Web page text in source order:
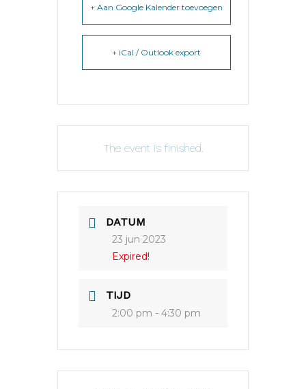
+ Aan Google Kalender toevoegen
+ iCal / Outlook export
The event is finished.
DATUM
23 jun 2023
Expired!
TIJD
2:00 pm - 4:30 pm